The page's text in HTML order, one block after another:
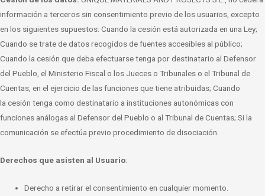
información a terceros sin consentimiento previo de los usuarios, excepto
en los siguientes supuestos: Cuando la cesión está autorizada en una Ley;
Cuando se trate de datosrecogidos de fuentes accesibles al público;
Cuando la cesión que deba efectuarse tenga por destinatario al Defensor
del Pueblo, el Ministerio Fiscal o los Jueces o Tribunales o el Tribunal de
Cuentas, en el ejercicio de las funciones que tiene atribuidas; Cuando
la cesión tenga como destinatario a instituciones autonómicas con
funciones análogas al Defensor del Pueblo o al Tribunal de Cuentas; Si la
comunicación se efectúa previo procedimiento de disociación.
Derechos que asisten al Usuario:
Derecho a retirar el consentimiento en cualquier momento.